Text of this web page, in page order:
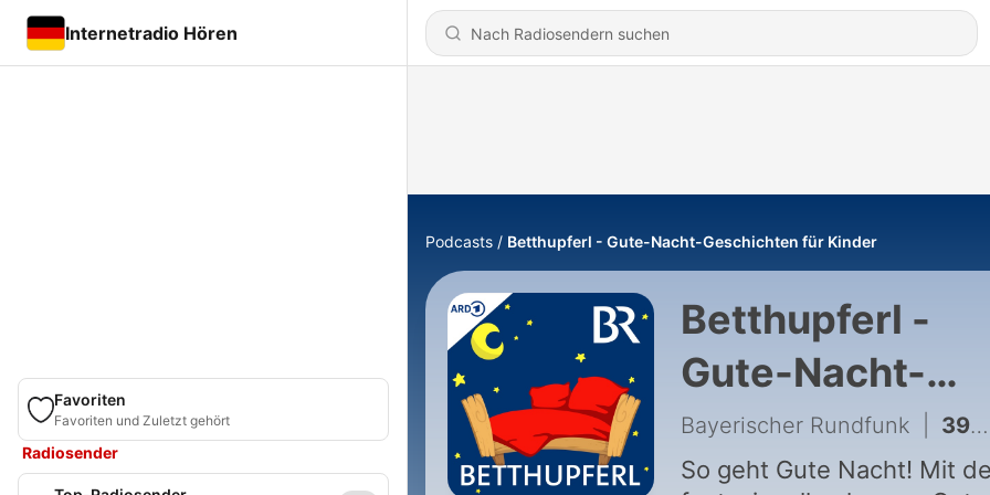
Internetradio Hören
Favoriten
Favoriten und Zuletzt gehört
Radiosender
Podcasts Betthupferl - Gute-Nacht-Geschichten für Kinder
Betthupferl -
Gute-Nacht-
Geschichten
Kinder
Bayerischer Rundfunk 3998 - Fanny Fuchs: Kautzerl-Kinder | Eine Gute-Nacht-Geschichte ab 5 Jahren / Mundart Oberbayern
So geht Gute Nacht! Mit